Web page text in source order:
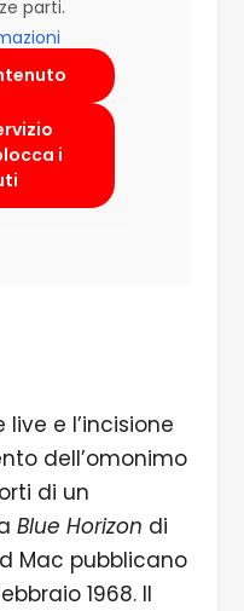
parti.
i
e l’incisione
dell’omonimo
di un
Blue Horizon di
Mac pubblicano
1968. Il